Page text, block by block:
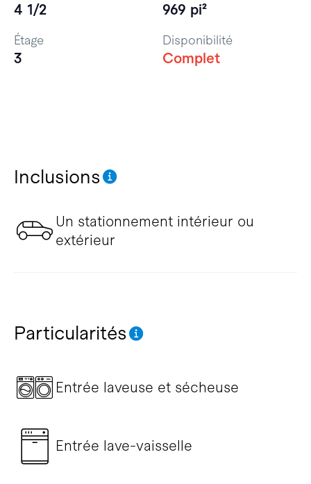
Inclusions
Un stationnement intérieur ou
extérieur
Particularités
Entrée laveuse et sécheuse
Entrée lave-vaisselle
4 1/2 969 pi²
Étage
3
Disponibilité
Complet